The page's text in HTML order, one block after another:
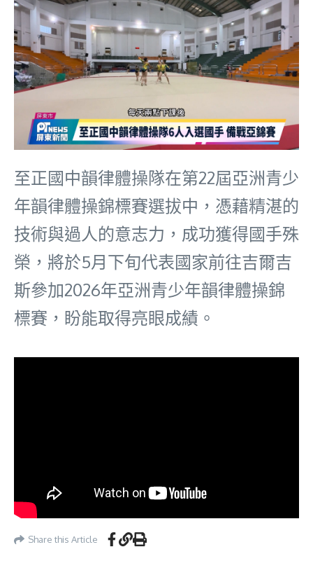
至正國中韻律體操隊在第22屆亞洲青少
年韻律體操錦標賽選拔中，憑藉精湛的
技術與過人的意志力，成功獲得國手殊
榮，將於5月下旬代表國家前往吉爾吉
斯參加2026年亞洲青少年韻律體操錦
標賽，盼能取得亮眼成績。
Share this Article